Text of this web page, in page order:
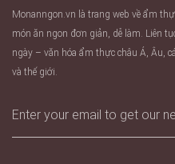
Monanngon.vn là trang web về ẩm
món ăn ngon đơn giản, dễ làm. Liên
ngày – văn hóa ẩm thực châu Á, Âu,
và thế giới.